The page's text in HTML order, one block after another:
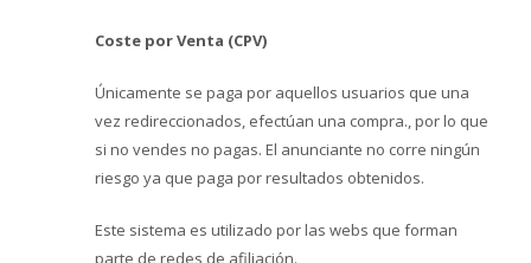
Coste por Venta (CPV)
Únicamente se paga por aquellos usuarios que una
vez redireccionados, efectúan una compra., por lo que
si no vendes no pagas. El anunciante no corre ningún
riesgo ya que paga por resultados obtenidos.
Este sistema es utilizado por las webs que forman
parte de redes de afiliación.